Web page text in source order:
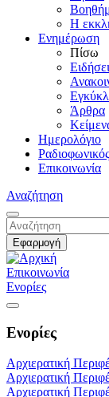
Η
Ενημέρωση
Πίσω
Άρθρα
Ημερολόγιο
Επικοινωνία
Αναζήτηση
Επικοινωνία
Ενορίες
Ενορίες
Αρχιερατική
Αρχιερατική
Αρχιερατική